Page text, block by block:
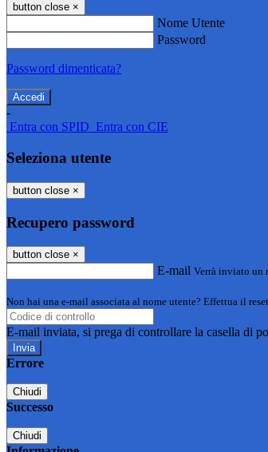
button close ×
Nome Utente
Password
Password dimenticata?
-
Entra con SPID Entra con CIE
Seleziona utente
button close ×
Recupero password
button close ×
E-mail Verrà inviato un
Non hai una e-mail associata al nome utente? Effettua il
E-mail inviata, si prega di controllare la casella di
Errore
Chiudi
Successo
Chiudi